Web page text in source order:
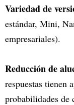
Variedad de
estándar, Mini,
empresariales).
Reducción de
respuestas tienen
probabilidades de